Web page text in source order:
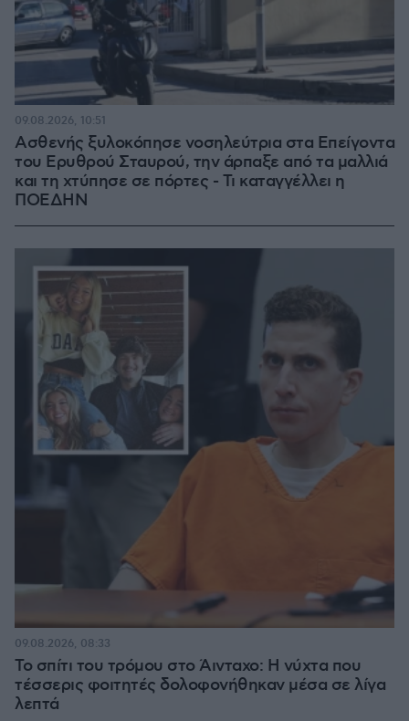
Ασθενής ξυλοκόπησε νοσηλεύτρια στα Επείγοντα
του Ερυθρού Σταυρού, την άρπαξε από τα μαλλιά
και τη χτύπησε σε πόρτες - Τι καταγγέλλει η
ΠΟΕΔΗΝ
09.08.2026, 10:51
Το σπίτι του τρόμου στο Άινταχο: Η νύχτα που
τέσσερις φοιτητές δολοφονήθηκαν μέσα σε λίγα
λεπτά
09.08.2026, 08:33